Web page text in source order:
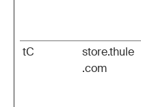
tC
store.thule
.com